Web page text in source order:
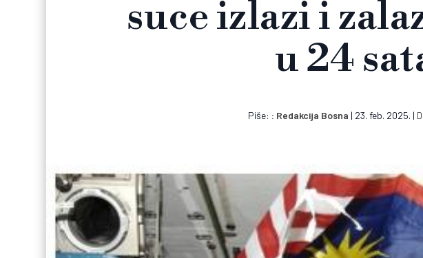
suce izlazi i
u 24
Piše: Redakcija Bosna | 23. feb. 2025. |